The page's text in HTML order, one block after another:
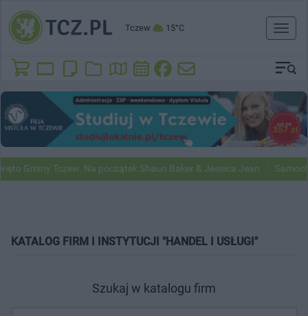
Tczew 15°C
Toggle
Gminy Tczew. Na początek Shaun Baker & Jessica Jean
KATALOG FIRM I INSTYTUCJI "HANDEL I USŁUGI"
Szukaj w katalogu firm